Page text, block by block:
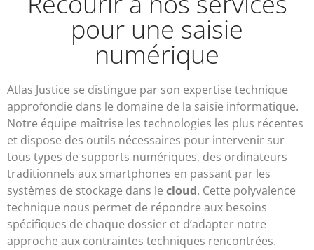
pour une saisie
numérique
Atlas Justice se distingue par son expertise technique
approfondie dans le domaine de la saisie informatique.
Notre équipe maîtrise les technologies les plus récentes
et dispose des outils nécessaires pour intervenir sur
tous types de supports numériques, des ordinateurs
traditionnels aux smartphones en passant par les
systèmes de stockage dans le cloud. Cette polyvalence
technique nous permet de répondre aux besoins
spécifiques de chaque dossier et d’adapter notre
approche aux contraintes techniques rencontrées.